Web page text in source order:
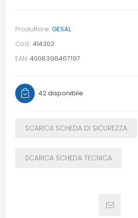
Produttore: GESAL
Cod.: 414302
EAN: 4008398467197
42 disponibile
SCARICA SCHEDA DI SICUREZZA
SCARICA SCHEDA TECNICA